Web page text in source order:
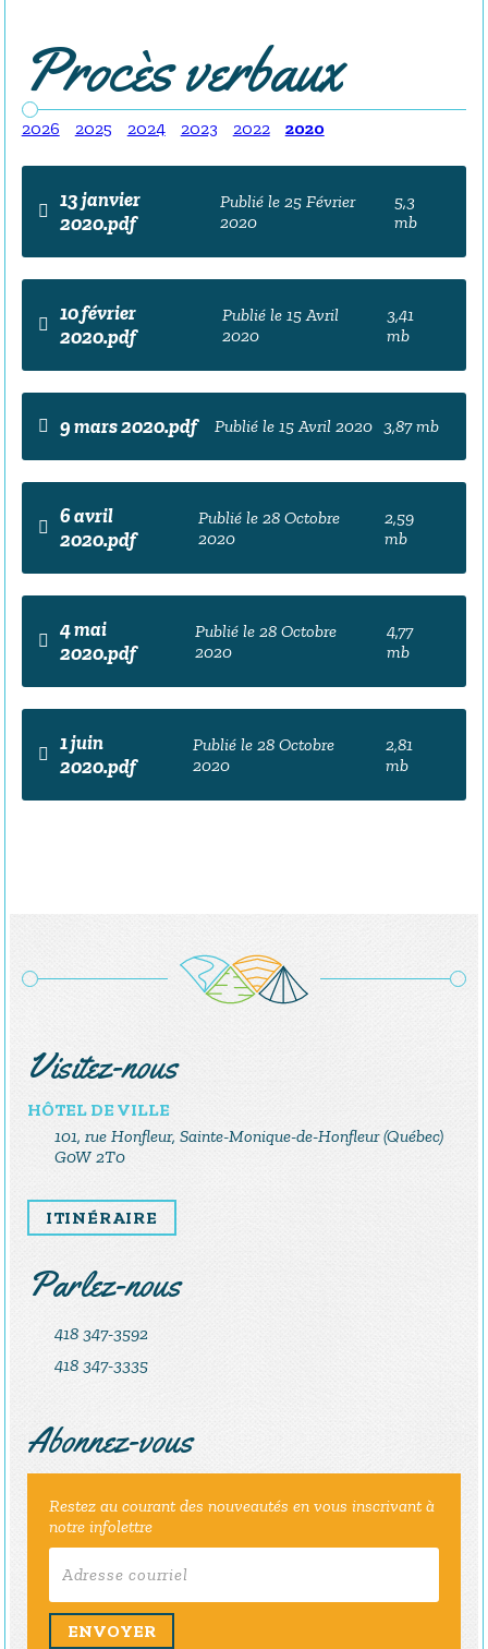
Procès verbaux
2026 2025 2024 2023 2022 2020
13 janvier
2020.pdf
Publié le 25 Février
2020
5,3
mb
10 février
2020.pdf
Publié le 15 Avril
2020
3,41
mb
9 mars 2020.pdf Publié le 15 Avril 2020 3,87 mb
6 avril
2020.pdf
Publié le 28 Octobre
2020
2,59
mb
4 mai
2020.pdf
Publié le 28 Octobre
2020
4,77
mb
1 juin
2020.pdf
Publié le 28 Octobre
2020
2,81
mb
Visitez-nous
HÔTEL DE VILLE
101, rue Honfleur, Sainte-Monique-de-Honfleur (Québec)
G0W 2T0
ITINÉRAIRE
Parlez-nous
418 347-3592
418 347-3335
Abonnez-vous
Restez au courant des nouveautés en vous inscrivant à
notre infolettre
ENVOYER